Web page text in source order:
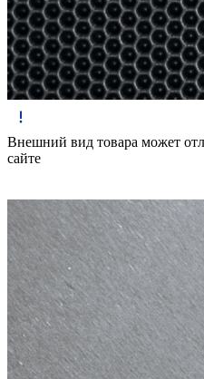
Внешний вид товара может
сайте